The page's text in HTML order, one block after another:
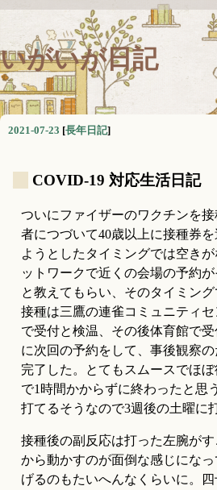
いがいが日記
2021-07-23 [長年日記]
COVID-19 対応生活日記
ついにファイザーのワクチンを
者につづいて40歳以上に接種券
ようとしたタイミングでは空き
ットワークで近くの会場の予約
と教えてもらい、そのタイミング
接種は三鷹の連雀コミュニティ
で受付と検温、その後体育館で
に次回の予約をして、事後観察
完了した。とてもスムースでほ
で1時間かからずに終わったと思
打てるそうなので3週後の土曜に
接種後の副反応は打った左腕が
から動かすのが面倒な感じにな
げるのもたいへんなくらいに。